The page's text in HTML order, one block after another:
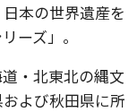
本の世界遺産を
ーズ」。
・北東北の縄文
よび秋田県に所